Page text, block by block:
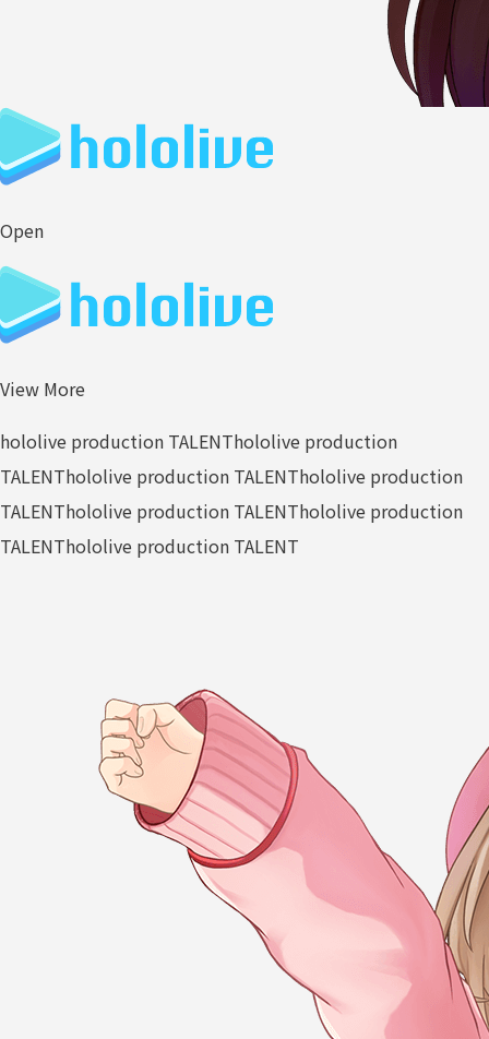
Open
View More
hololive production TALENThololive production
TALENThololive production TALENThololive production
TALENThololive production TALENThololive production
TALENThololive production TALENT